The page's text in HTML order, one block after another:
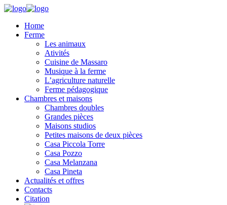
Home
Ferme
Les animaux
Ativités
Cuisine de Massaro
Musique à la ferme
L’agriculture naturelle
Ferme pédagogique
Chambres et maisons
Chambres doubles
Grandes pièces
Maisons studios
Petites maisons de deux pièces
Casa Piccola Torre
Casa Pozzo
Casa Melanzana
Casa Pineta
Actualités et offres
Contacts
Citation